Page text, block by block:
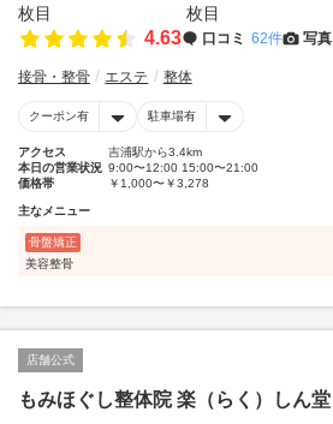
4.63 口コミ 62件 写真
接骨・整骨 エステ 整体
クーポン有 駐車場有
アクセス
吉浦駅から3.4km
本日の営業状況 9:00〜12:00 15:00〜21:00
価格帯
￥1,000〜￥3,278
主なメニュー
骨盤矯正
美容整骨
店舗公式
もみほぐし整体院 楽（らく）しん堂